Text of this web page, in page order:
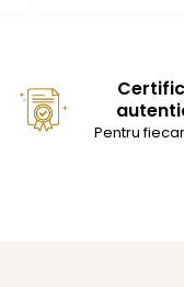
Pentru